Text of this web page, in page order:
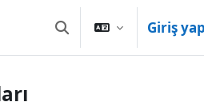
Arama girişini değiştir
Giriş